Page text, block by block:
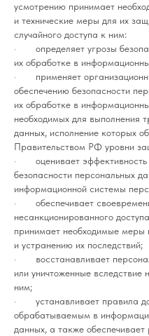
усмотрению принимает
и технические меры для их
случайного доступа к ним:
· определяет угрозы
их обработке в
· применяет
обеспечению безопасности
их обработке в
необходимых для выполнения
данных, исполнение которых
Правительством РФ уровни
· оценивает эффективность
безопасности персональных
информационной системы
· обеспечивает
несанкционированного
принимает необходимые меры
и устранению их последствий;
· восстанавливает
или уничтоженные вследствие
ним;
· устанавливает правила
обрабатываемым в
данных, а также обеспечивает